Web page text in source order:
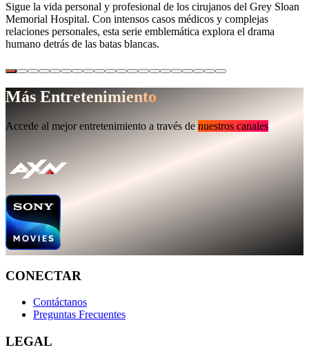
Sigue la vida personal y profesional de los cirujanos del Grey Sloan
Memorial Hospital. Con intensos casos médicos y complejas
relaciones personales, esta serie emblemática explora el drama
humano detrás de las batas blancas.
Más Entretenimiento
Accede al mejor entretenimiento a través de nuestros canales
CONECTAR
Contáctanos
Preguntas Frecuentes
LEGAL